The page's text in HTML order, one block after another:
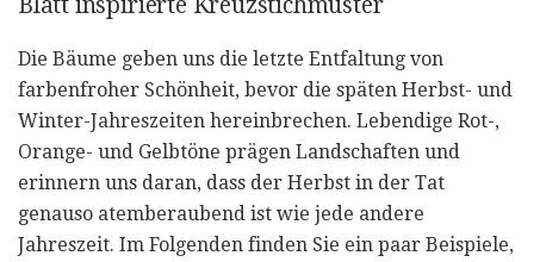
Die Bäume geben uns die letzte Entfaltung von
farbenfroher Schönheit, bevor die späten Herbst- und
Winter-Jahreszeiten hereinbrechen. Lebendige Rot-,
Orange- und Gelbtöne prägen Landschaften und
erinnern uns daran, dass der Herbst in der Tat
genauso atemberaubend ist wie jede andere
Jahreszeit. Im Folgenden finden Sie ein paar Beispiele,